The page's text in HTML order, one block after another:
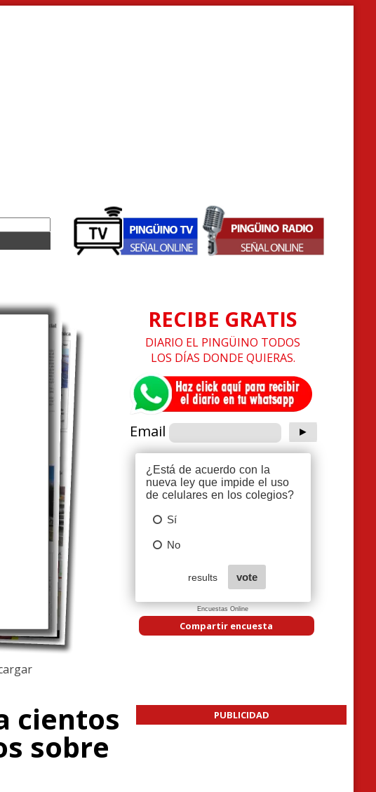
RECIBE GRATIS
DIARIO EL PINGÜINO TODOS
LOS DÍAS DONDE QUIERAS.
Email
Encuestas Online
Compartir encuesta
cientos
sobre
PUBLICIDAD